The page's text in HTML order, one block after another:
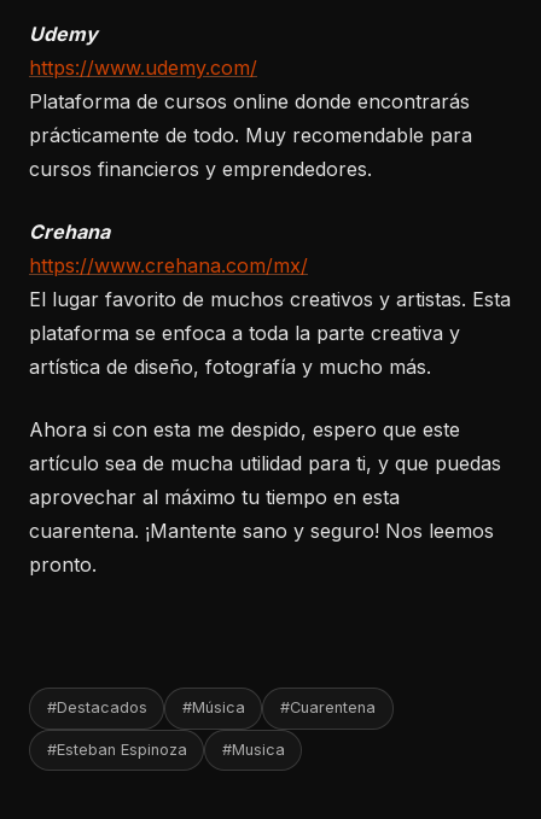
Udemy
https://www.udemy.com/
Plataforma de cursos online donde encontrarás
prácticamente de todo. Muy recomendable para
cursos financieros y emprendedores.
Crehana
https://www.crehana.com/mx/
El lugar favorito de muchos creativos y artistas. Esta
plataforma se enfoca a toda la parte creativa y
artística de diseño, fotografía y mucho más.
Ahora si con esta me despido, espero que este
artículo sea de mucha utilidad para ti, y que puedas
aprovechar al máximo tu tiempo en esta
cuarentena. ¡Mantente sano y seguro! Nos leemos
pronto.
#Destacados #Música #Cuarentena
#Esteban Espinoza #Musica